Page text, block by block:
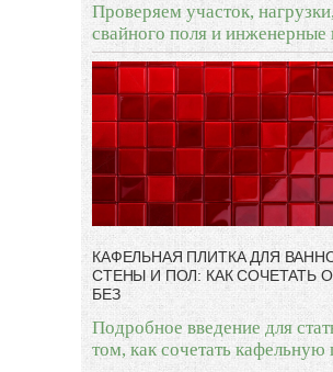
Проверяем участок,
свайного поля и инженерные
КАФЕЛЬНАЯ ПЛИТКА ДЛЯ
СТЕНЫ И ПОЛ: КАК СОЧЕТАТЬ
БЕЗ
Подробное введение для
том, как сочетать кафельную